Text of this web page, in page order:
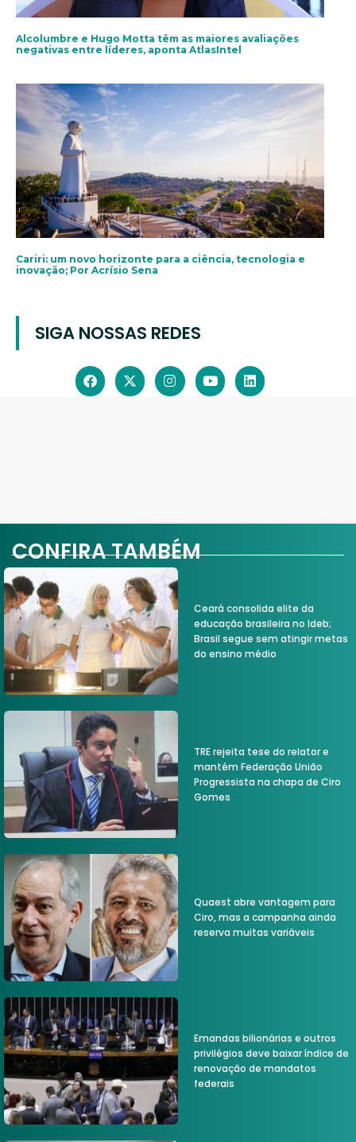
Alcolumbre e Hugo Motta têm as maiores avaliações
negativas entre líderes, aponta AtlasIntel
Cariri: um novo horizonte para a ciência, tecnologia e
inovação; Por Acrísio Sena
SIGA NOSSAS REDES
CONFIRA TAMBÉM
Ceará consolida elite da
educação brasileira no Ideb;
Brasil segue sem atingir metas
do ensino médio
TRE rejeita tese do relator e
mantém Federação União
Progressista na chapa de Ciro
Gomes
Quaest abre vantagem para
Ciro, mas a campanha ainda
reserva muitas variáveis
Emandas bilionárias e outros
privilégios deve baixar índice de
renovação de mandatos
federais